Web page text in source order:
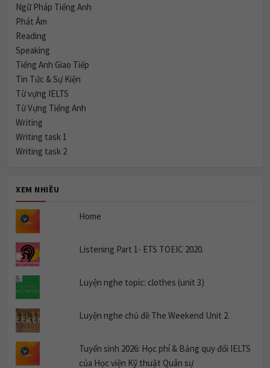
Ngữ Pháp Tiếng Anh
Phát Âm
Reading
Speaking
Tiếng Anh Giao Tiếp
Tin Tức & Sự Kiện
Từ vựng IELTS
Từ Vựng Tiếng Anh
Writing
Writing task 1
Writing task 2
XEM NHIỀU
Home
Listening Part 1- ETS TOEIC 2020.
Luyện nghe topic: clothes (unit 3)
Luyện nghe chủ đề The Weekend Unit 2.
Tuyển sinh 2026: Học phí & Bảng quy đổi IELTS
của Học viện Kỹ thuật Quân sự